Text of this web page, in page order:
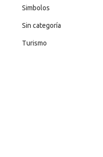
Simbolos
Sin categoría
Turismo